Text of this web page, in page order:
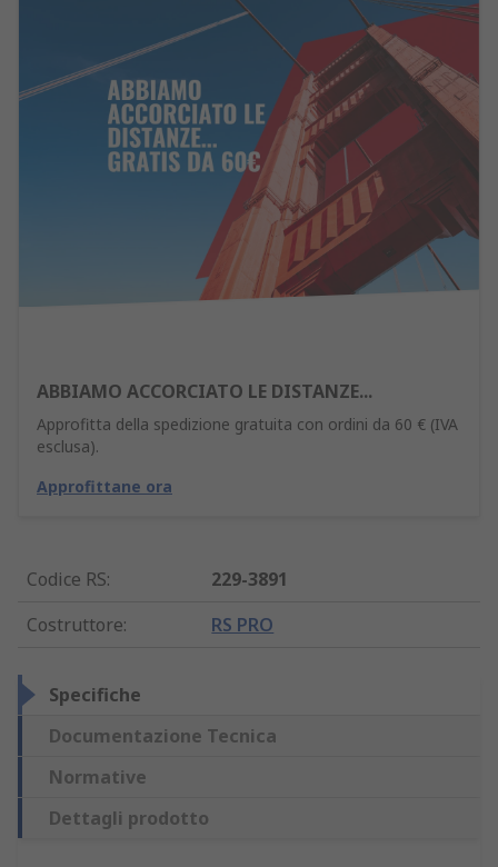
ABBIAMO ACCORCIATO LE DISTANZE...
Approfitta della spedizione gratuita con ordini da 60 € (IVA
esclusa).
Approfittane ora
Codice RS:
229-3891
Costruttore: RS PRO
Specifiche
Documentazione Tecnica
Normative
Dettagli prodotto